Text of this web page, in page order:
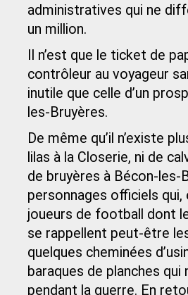
administratives qui ne
un million.
Il n’est que le ticket de
contrôleur au voyageur
inutile que celle d’un
les-Bruyères.
De même qu’il n’existe
lilas à la Closerie, ni de
de bruyères à Bécon-les-
personnages officiels
joueurs de football dont
se rappellent peut-être
quelques cheminées
baraques de planches
pendant la guerre. En